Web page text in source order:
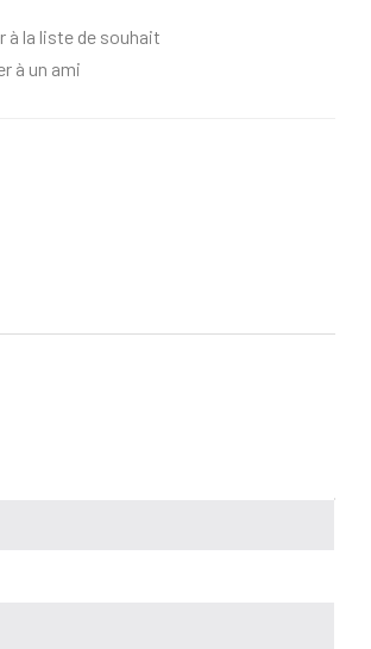
à la liste de souhait
à un ami